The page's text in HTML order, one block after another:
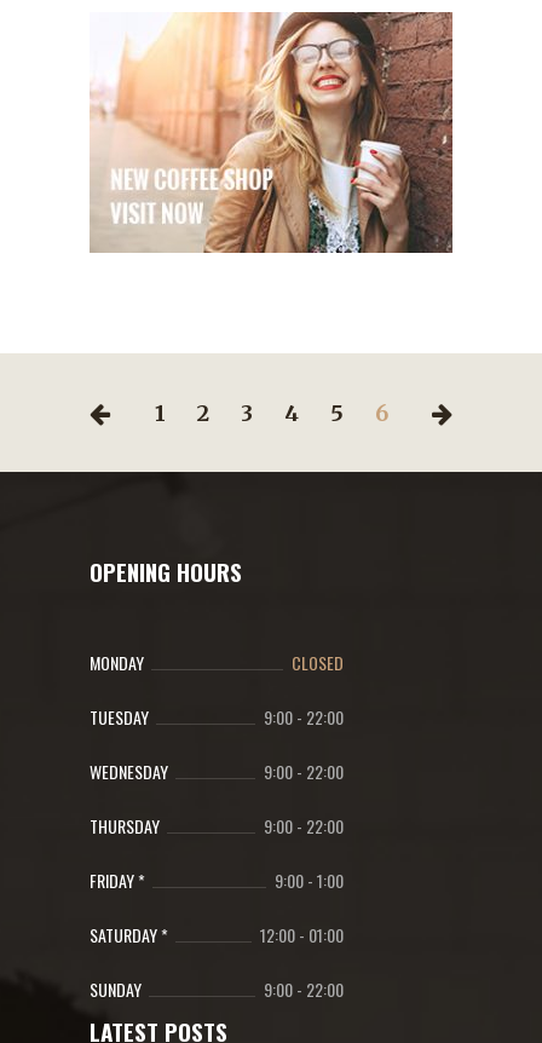
1 2 3 4 5 6
OPENING HOURS
MONDAY CLOSED
TUESDAY 9:00- 22:00
WEDNESDAY 9:00- 22:00
THURSDAY 9:00- 22:00
FRIDAY * 9:00-1:00
SATURDAY * 12:00- 01:00
SUNDAY 9:00- 22:00
LATEST POSTS